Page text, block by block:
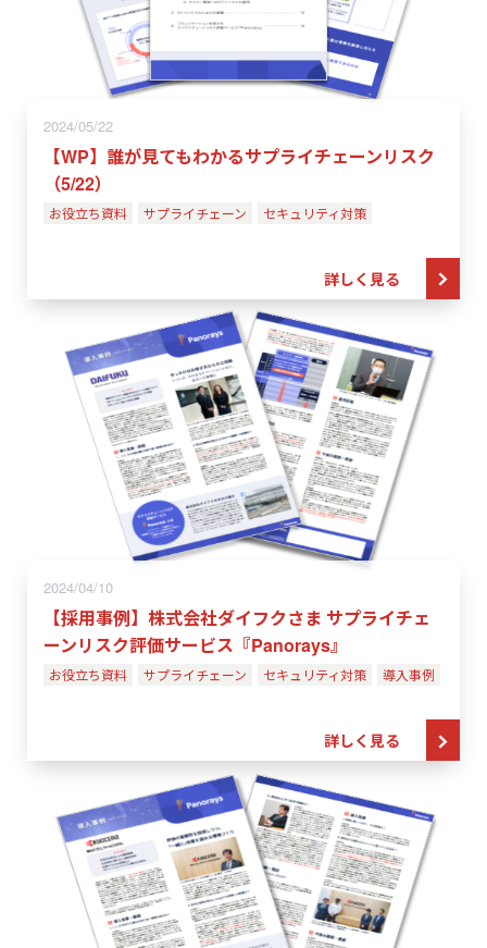
2024/05/22
【WP】誰が見てもわかるサプライチェーンリスク
（5/22）
お役立ち資料 サプライチェーン セキュリティ対策
詳しく見る
2024/04/10
【採用事例】株式会社ダイフクさま サプライチェ
ーンリスク評価サービス『Panorays』
お役立ち資料 サプライチェーン セキュリティ対策 導入事例
詳しく見る